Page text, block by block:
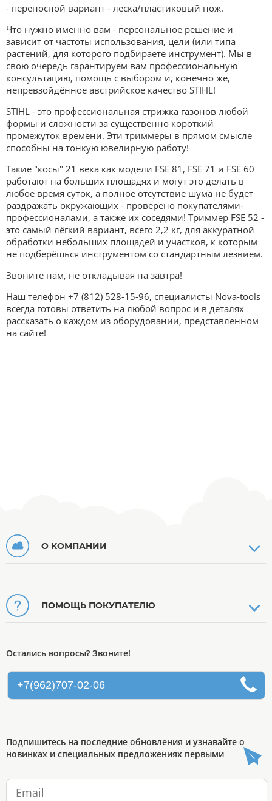
- переносной вариант - леска/пластиковый нож.
Что нужно именно вам - персональное решение и
зависит от частоты использования, цели (или типа
растений, для которого подбираете инструмент). Мы в
свою очередь гарантируем вам профессиональную
консультацию, помощь с выбором и, конечно же,
непревзойдённое австрийское качество STIHL!
STIHL - это профессиональная стрижка газонов любой
формы и сложности за существенно короткий
промежуток времени. Эти триммеры в прямом смысле
способны на тонкую ювелирную работу!
Такие "косы" 21 века как модели FSE 81, FSE 71 и FSE 60
работают на больших площадях и могут это делать в
любое время суток, а полное отсутствие шума не будет
раздражать окружающих - проверено покупателями-
профессионалами, а также их соседями! Триммер FSE 52 -
это самый лёгкий вариант, всего 2,2 кг, для аккуратной
обработки небольших площадей и участков, к которым
не подберёшься инструментом со стандартным лезвием.
Звоните нам, не откладывая на завтра!
Наш телефон +7 (812) 528-15-96, специалисты Nova-tools
всегда готовы ответить на любой вопрос и в деталях
рассказать о каждом из оборудовании, представленном
на сайте!
О КОМПАНИИ
ПОМОЩЬ ПОКУПАТЕЛЮ
Остались вопросы? Звоните!
+7(962)707-02-06
Подпишитесь на последние обновления и узнавайте о
новинках и специальных предложениях первыми